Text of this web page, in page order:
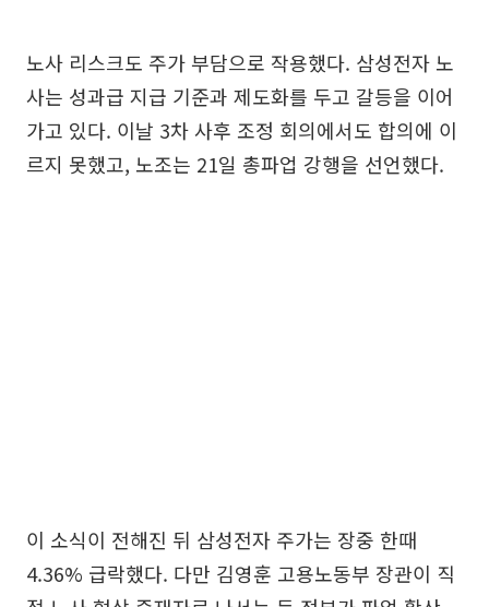
노사 리스크도 주가 부담으로 작용했다. 삼성전자 노
사는 성과급 지급 기준과 제도화를 두고 갈등을 이어
가고 있다. 이날 3차 사후 조정 회의에서도 합의에 이
르지 못했고, 노조는 21일 총파업 강행을 선언했다.
이 소식이 전해진 뒤 삼성전자 주가는 장중 한때
4.36% 급락했다. 다만 김영훈 고용노동부 장관이 직